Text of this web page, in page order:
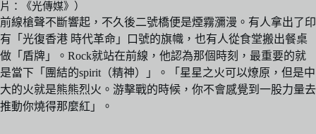
片：《光傳媒》）
前線槍聲不斷響起，不久後二號橋便是煙霧瀰漫。有人拿出了印
有「光復香港 時代革命」口號的旗幟，也有人從食堂搬出餐桌
做「盾牌」。Rock就站在前線，他認為那個時刻，最重要的就
是當下「團結的spirit（精神）」。「星星之火可以燎原，但是中
大的火就是熊熊烈火。游擊戰的時候，你不會感覺到一股力量去
推動你燒得那麼紅」。